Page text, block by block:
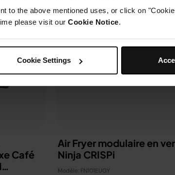
to the above mentioned uses, or click on
please visit our Cookie Notice.
Cookie Settings
Café
Air Fryer modulaire en
Ninja CRISPi
Modèle: FN101EUGY